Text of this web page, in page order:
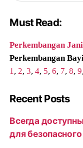
Must Read:
Perkembangan
Perkembangan
1,2,3,4, 5,6, 7,8,9
Recent Posts
Всегда
для